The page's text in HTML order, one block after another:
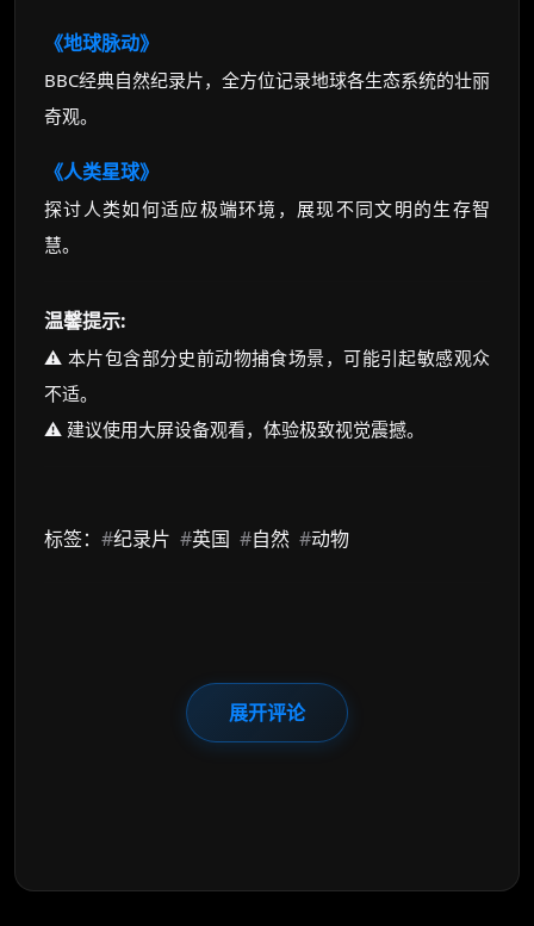
《地球脉动》
BBC经典自然纪录片，全方位记录地球各生态系统的壮丽
奇观。
《人类星球》
探讨人类如何适应极端环境，展现不同文明的生存智
慧。
温馨提示:
⚠️ 本片包含部分史前动物捕食场景，可能引起敏感观众
不适。
⚠️ 建议使用大屏设备观看，体验极致视觉震撼。
标签： #纪录片 #英国 #自然 #动物
展开评论